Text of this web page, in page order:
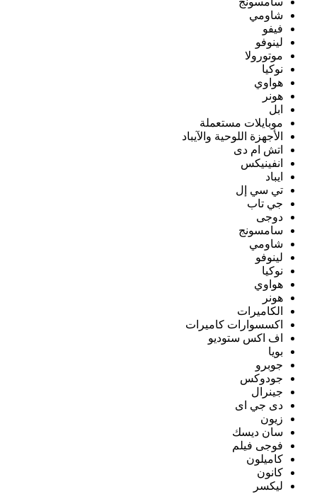
شاومي
فيفو
لينوفو
موتورولا
نوكيا
هواوي
هونر
ابل
موبايلات مستعملة
الأجهزة اللوحية والآيباد
اتش ام دى
انفينيكس
ايباد
تي سي إل
جي تاب
دوجى
سامسونج
شاومي
لينوفو
نوكيا
هواوي
هونر
الكاميرات
اكسسوارات كاميرات
اف اكس ستوديو
بويا
جوبرو
جودوكس
جينرال
دى جي اى
زيون
سان ديسك
فوجى فيلم
كاميلون
كانون
ليكسر